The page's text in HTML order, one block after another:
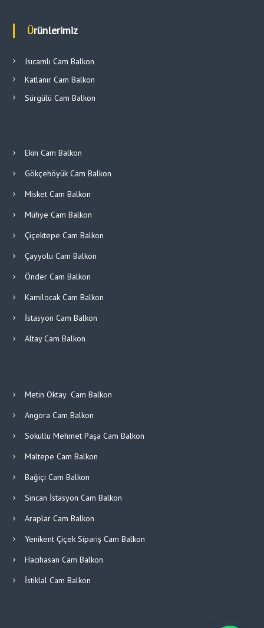
Ürünlerimiz
Isıcamlı Cam Balkon
Katlanır Cam Balkon
Sürgülü Cam Balkon
Ekin Cam Balkon
Gökçehöyük Cam Balkon
Misket Cam Balkon
Mühye Cam Balkon
Çiçektepe Cam Balkon
Çayyolu Cam Balkon
Önder Cam Balkon
Kamilocak Cam Balkon
İstasyon Cam Balkon
Altay Cam Balkon
Metin Oktay Cam Balkon
Angora Cam Balkon
Sokullu Mehmet Paşa Cam Balkon
Maltepe Cam Balkon
Bağiçi Cam Balkon
Sincan İstasyon Cam Balkon
Araplar Cam Balkon
Yenikent Çiçek Sipariş Cam Balkon
Hacıhasan Cam Balkon
İstiklal Cam Balkon